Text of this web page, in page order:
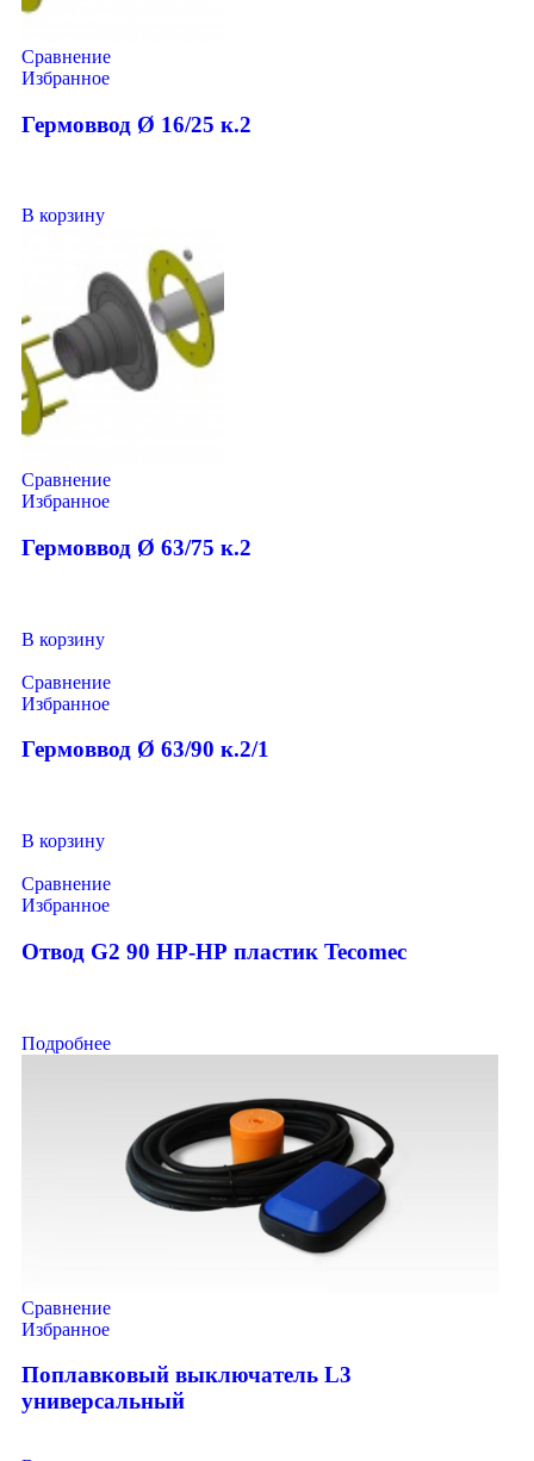
Сравнение
Избранное
Гермоввод Ø 16/25 к.2
В корзину
Сравнение
Избранное
Гермоввод Ø 63/75 к.2
В корзину
Сравнение
Избранное
Гермоввод Ø 63/90 к.2/1
В корзину
Сравнение
Избранное
Отвод G2 90 НР-НР пластик Tecomec
Подробнее
Сравнение
Избранное
Поплавковый выключатель L3
универсальный